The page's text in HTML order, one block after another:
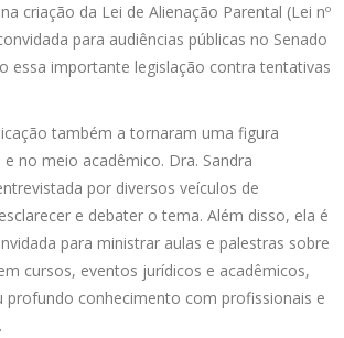
criação da Lei de Alienação Parental (Lei nº
para audiências públicas no Senado
essa importante legislação contra tentativas
também a tornaram uma figura
no meio acadêmico. Dra. Sandra
por diversos veículos de
e debater o tema. Além disso, ela é
para ministrar aulas e palestras sobre
cursos, eventos jurídicos e acadêmicos,
profundo conhecimento com profissionais e